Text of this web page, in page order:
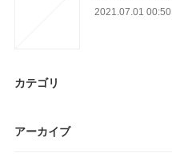
2021.07.01 00:50
カテゴリ
アーカイブ